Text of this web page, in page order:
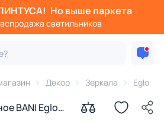
Но выше паркета
светильников
Декор Зеркала Eglo
BANI Eglo